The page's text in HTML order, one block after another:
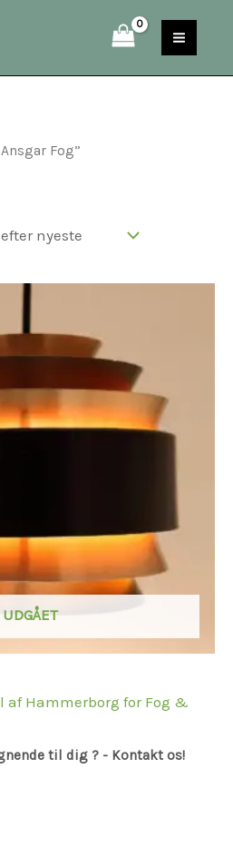
Fog”
UDGÅET
Hammerborg for Fog &
til dig ? - Kontakt os!